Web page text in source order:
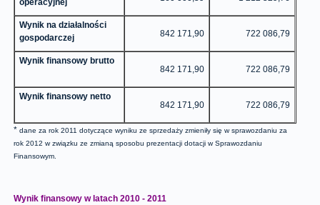
operacyjnej
Wynik na działalności
gospodarczej
842 171,90 722 086,79
Wynik finansowy brutto
842 171,90
722 086,79
Wynik finansowy netto
842 171,90
722 086,79
*dane za rok 2011 dotyczące wyniku ze sprzedaży zmieniły się w sprawozdaniu za
rok 2012 w związku ze zmianą sposobu prezentacji dotacji w Sprawozdaniu
Finansowym.
Wynik finansowy w latach 2010 - 2011